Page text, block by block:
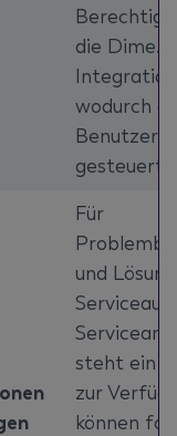
die
wodurch
gesteuert
Für
und
steht ein
zur
können